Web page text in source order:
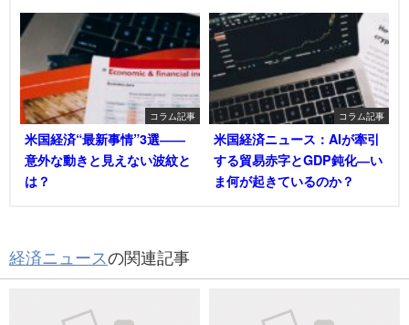
コラム記事
米国経済“最新事情”3選――
意外な動きと見えない波紋と
は？
コラム記事
米国経済ニュース：AIが牽引
する貿易赤字とGDP鈍化―い
ま何が起きているのか？
経済ニュースの関連記事